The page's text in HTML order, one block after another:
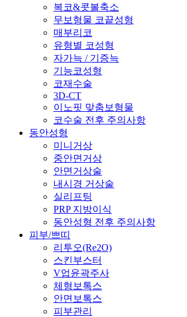
복코&콧볼축소
무보형물 코끝성형
매부리코
유형별 코성형
자가늑 / 기증늑
기능코성형
코재수술
3D-CT
이노핏 맞춤보형물
코수술 전후 주의사항
동안성형
미니거상
중안면거상
안면거상술
내시경 거상술
실리프팅
PRP 지방이식
동안성형 전후 주의사항
피부/쁘띠
리투오(Re2O)
스킨부스터
V업윤곽주사
체형보톡스
안면보톡스
피부관리